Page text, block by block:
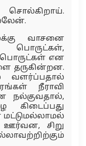
வாசனை
பொருட்கள்,
என
தருகின்றன.
வளர்ப்பதால்
நீராவி
நல்குவதால்,
கிடைப்பது
மட்டுமல்லாமல்
சிறு